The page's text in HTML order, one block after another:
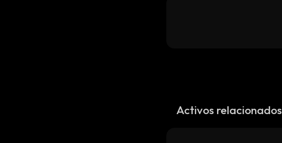
Activos relacionados